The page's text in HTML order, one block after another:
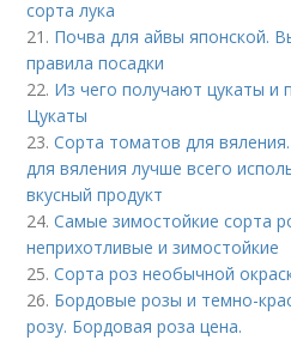
сорта лука
21. Почва для айвы японской.
правила посадки
22. Из чего получают цукаты и
Цукаты
23.Сорта томатов для
для вяления лучше всего
вкусный продукт
24.Самые зимостойкие сорта
неприхотливые и зимостойкие
25.Сорта роз необычной
26. Бордовые розы и темно-
розу. Бордовая роза цена.